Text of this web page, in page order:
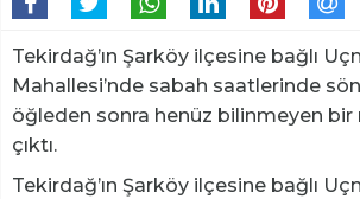
Tekirdağ’ın Şarköy ilçesine bağlı
Mahallesi’nde sabah saatlerinde
öğleden sonra henüz bilinmeyen bir
çıktı.
Tekirdağ’ın Şarköy ilçesine bağlı